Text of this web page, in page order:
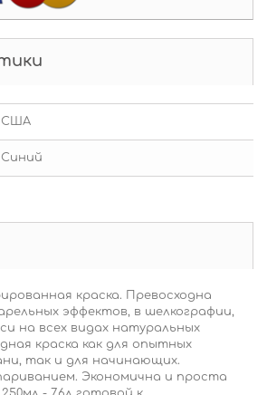
США
Синий
краска. Превосходна
эффектов, в шелкографии,
на всех видах натуральных
краска как для опытных
так и для начинающих.
Экономична и проста